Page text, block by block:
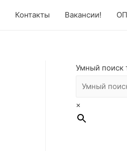
Контакты Вакансии!
Умный поиск
×